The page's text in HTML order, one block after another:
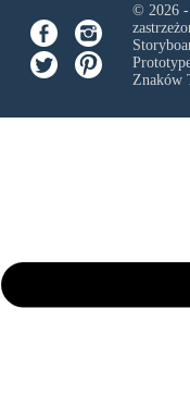
© 2026 -
Znaków